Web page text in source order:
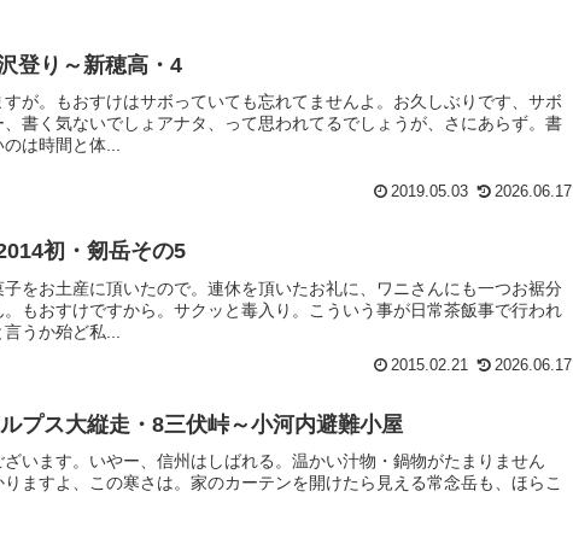
登り～新穂高・4
が。もおすけはサボっていても忘れてませんよ。お久しぶりです、サボ
書く気ないでしょアナタ、って思われてるでしょうが、さにあらず。書
は時間と体...
2019.05.03 2026.06.17
初・剱岳その5
をお土産に頂いたので。連休を頂いたお礼に、ワニさんにも一つお裾分
もおすけですから。サクッと毒入り。こういう事が日常茶飯事で行われ
うか殆ど私...
2015.02.21 2026.06.17
プス大縦走・8三伏峠～小河内避難小屋
います。いやー、信州はしばれる。温かい汁物・鍋物がたまりません
ますよ、この寒さは。家のカーテンを開けたら見える常念岳も、ほらこ